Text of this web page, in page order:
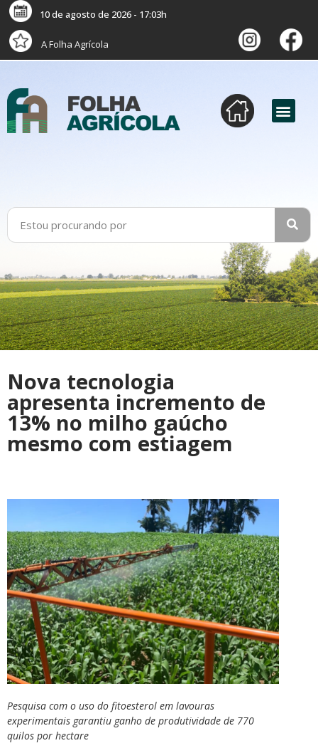
10 de agosto de 2026 - 17:03h
A Folha Agrícola
Nova tecnologia
apresenta incremento de
13% no milho gaúcho
mesmo com estiagem
Pesquisa com o uso do fitoesterol em lavouras
experimentais garantiu ganho de produtividade de 770
quilos por hectare